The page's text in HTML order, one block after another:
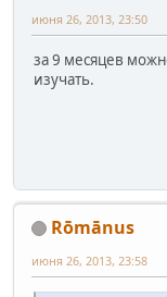
июня 26, 2013, 23:50
за 9 месяцев
изучать.
Rōmānus
июня 26, 2013, 23:58